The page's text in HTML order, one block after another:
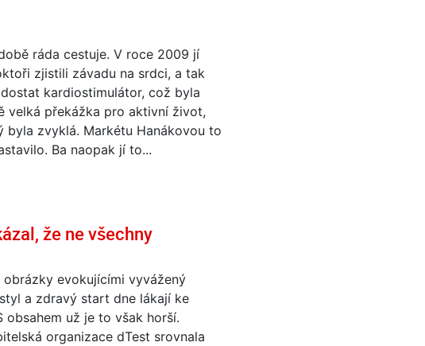
ráda cestuje. V roce 2009 jí
zjistili závadu na srdci, a tak
kardiostimulátor, což byla
velká překážka pro aktivní život,
byla zvyklá. Markétu Hanákovou to
Ba naopak jí to...
že ne všechny
obrázky evokujícími vyvážený
a zdravý start dne lákají ke
obsahem už je to však horší.
organizace dTest srovnala